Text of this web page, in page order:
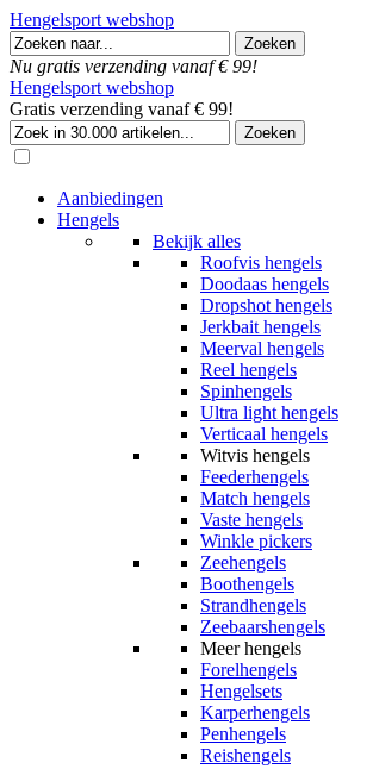
Hengelsport webshop
Nu gratis verzending vanaf € 99!
Hengelsport webshop
Gratis verzending vanaf € 99!
Aanbiedingen
Hengels
Bekijk alles
Roofvis hengels
Doodaas hengels
Dropshot hengels
Jerkbait hengels
Meerval hengels
Reel hengels
Spinhengels
Ultra light hengels
Verticaal hengels
Witvis hengels
Feederhengels
Match hengels
Vaste hengels
Winkle pickers
Zeehengels
Boothengels
Strandhengels
Zeebaarshengels
Meer hengels
Forelhengels
Hengelsets
Karperhengels
Penhengels
Reishengels